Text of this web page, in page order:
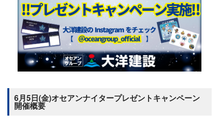
6月5日(金)オセアンナイタープレゼントキャンペーン
開催概要